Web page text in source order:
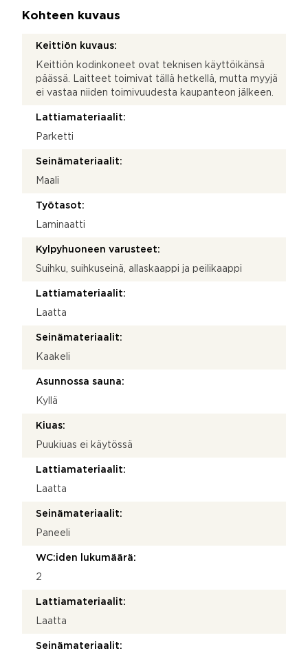
Kohteen kuvaus
Keittiön kuvaus:
Keittiön kodinkoneet ovat teknisen käyttöikänsä
päässä. Laitteet toimivat tällä hetkellä, mutta myyjä
ei vastaa niiden toimivuudesta kaupanteon jälkeen.
Lattiamateriaalit:
Parketti
Seinämateriaalit:
Maali
Työtasot:
Laminaatti
Kylpyhuoneen varusteet:
Suihku, suihkuseinä, allaskaappi ja peilikaappi
Lattiamateriaalit:
Laatta
Seinämateriaalit:
Kaakeli
Asunnossa sauna:
Kyllä
Kiuas:
Puukiuas ei käytössä
Lattiamateriaalit:
Laatta
Seinämateriaalit:
Paneeli
WC:iden lukumäärä:
2
Lattiamateriaalit:
Laatta
Seinämateriaalit: